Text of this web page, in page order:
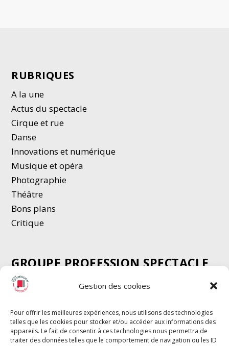
Gestion des cookies
Pour offrir les meilleures expériences, nous utilisons des technologies
telles que les cookies pour stocker et/ou accéder aux informations des
appareils. Le fait de consentir à ces technologies nous permettra de
traiter des données telles que le comportement de navigation ou les ID
RUBRIQUES
A la une
Actus du spectacle
Cirque et rue
Danse
Innovations et numérique
Musique et opéra
Photographie
Théâtre
Bons plans
Critique
GROUPE PROFESSION SPECTACLE
Chèque Intermittents
Chèque Compta
Chèque Emploi Spectacle
G-Pods